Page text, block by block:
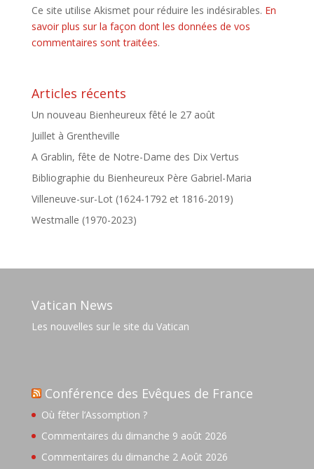
Ce site utilise Akismet pour réduire les indésirables. En
savoir plus sur la façon dont les données de vos
commentaires sont traitées.
Articles récents
Un nouveau Bienheureux fêté le 27 août
Juillet à Grentheville
A Grablin, fête de Notre-Dame des Dix Vertus
Bibliographie du Bienheureux Père Gabriel-Maria
Villeneuve-sur-Lot (1624-1792 et 1816-2019)
Westmalle (1970-2023)
Vatican News
Les nouvelles sur le site du Vatican
Conférence des Evêques de France
Où fêter l’Assomption ?
Commentaires du dimanche 9 août 2026
Commentaires du dimanche 2 Août 2026